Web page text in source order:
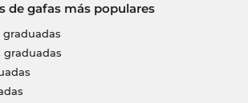
de gafas más populares
graduadas
graduadas